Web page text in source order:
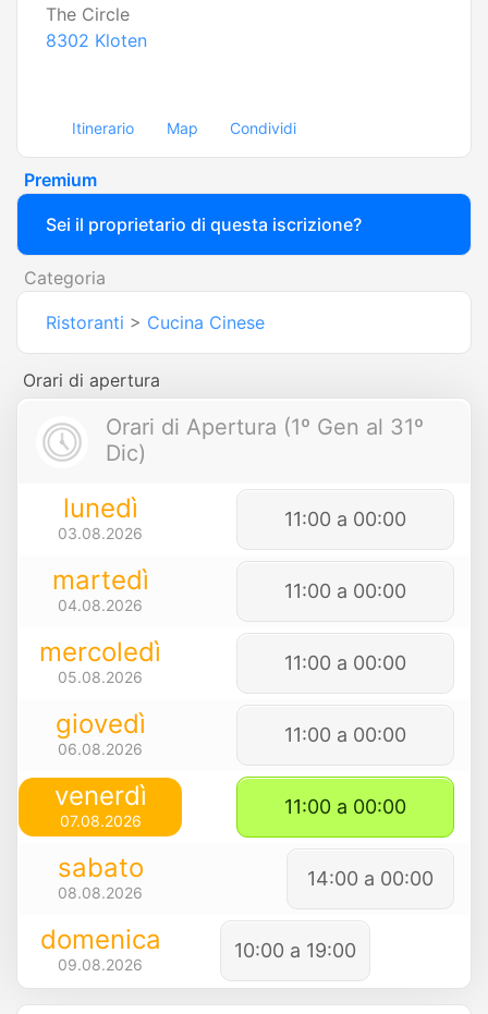
The Circle
8302 Kloten
Itinerario Map Condividi
Premium
Sei il proprietario di questa iscrizione?
Categoria
Ristoranti > Cucina Cinese
Orari di apertura
Orari di Apertura (1º Gen al 31º
Dic)
lunedì
03.08.2026
11:00 a 00:00
martedì
04.08.2026
11:00 a 00:00
mercoledì
05.08.2026
11:00 a 00:00
giovedì
06.08.2026
11:00 a 00:00
venerdì
07.08.2026
11:00 a 00:00
sabato
08.08.2026
14:00 a 00:00
domenica
09.08.2026
10:00 a 19:00